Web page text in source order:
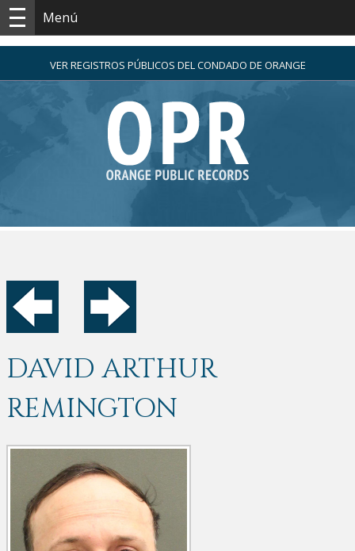
Menú
VER REGISTROS PÚBLICOS DEL CONDADO DE ORANGE
DAVID ARTHUR
REMINGTON